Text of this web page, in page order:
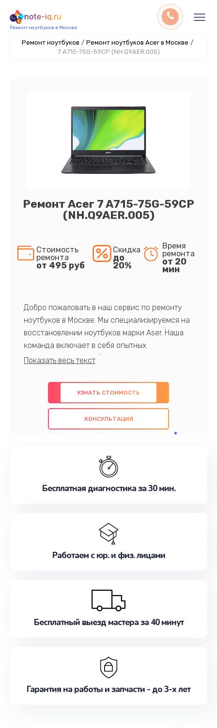
note-iq.ru
Ремонт ноутбуков в Москве
Ремонт ноутбуков / Ремонт ноутбуков Acer в Москве /
7 A715-75G-59CP (NH.Q9AER.005)
Ремонт Acer 7 A715-75G-59CP
(NH.Q9AER.005)
Стоимость
ремонта
от 495 руб
Скидка
до
20%
Время
ремонта
от 20
мин
Добро пожаловать в наш сервис по ремонту
ноутбуков в Москве. Мы специализируемся на
восстановлении ноутбуков марки Aser. Наша
команда включает в себя опытных
профессионалов с обширными знаниями и
предлагаем быстрый и качественный ремонт с
использованием оригинальных компонентов, а
также гарантируем качество всех
проведенных работ. Наша цель - предоставить
наилучшим образом. Не медлите записаться на
УЗНАТЬ СТОИМОСТЬ
КОНСУЛЬТАЦИЯ
Бесплатная диагностика за 30 мин.
Работаем с юр. и физ. лицами
Бесплатный выезд мастера за 40 минут
Гарантия на работы и запчасти - до 3-х лет